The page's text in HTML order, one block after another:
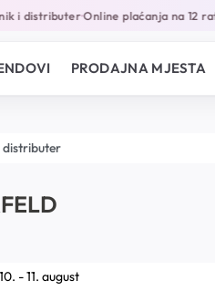
i distributer•Online plaćanja na 12 rata
PRODAJNA MJESTA
distributer
- 11. august